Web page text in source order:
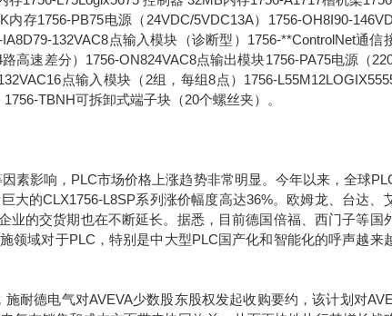
存1756-PB75电源（24VDC/5VDC13A）1756-OH8I90-
132VAC8点输入模块（诊断型）1756-**ControlNet通信
高速差分）1756-ON824VAC8点输出模块1756-PA75电源（
点输入模块（2组，每组8点）1756-
TBNH可拆卸式端子块（20个螺丝夹）。
影响，PLC市场价格上涨趋势非常明显。今年以来，全球
大的CLX1756-L8SP系列涨价幅度高达36%。欧姆龙、台达、
的交货期也在不断延长。据悉，目前德国倍福、西门子等国
领域对于PLC，特别是中大型PLC国产化和智能化的呼声越来
耐德电气对AVEVA少数股东股权发起收购要约，该计划对